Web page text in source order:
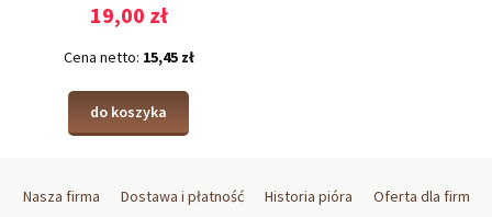
19,00 zł
Cena netto: 15,45 zł
do koszyka
Nasza firma Dostawa i płatność Historia pióra
Oferta dla firm